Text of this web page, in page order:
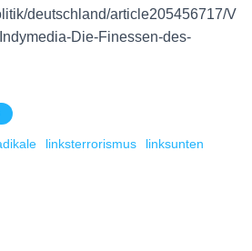
deutschland/article205456717/V
Die-Finessen-des-
linksterrorismus linksunten